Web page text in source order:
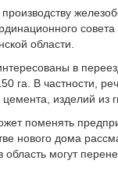
области.
в
га. В частности,
изделий из
поменять
нового дома
могут